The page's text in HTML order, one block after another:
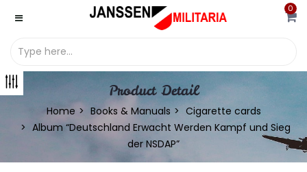
0
Product Detail
Home Books & Manuals
Cigarette cards
Album “Deutschland Erwacht Werden Kampf und Sieg
der NSDAP”